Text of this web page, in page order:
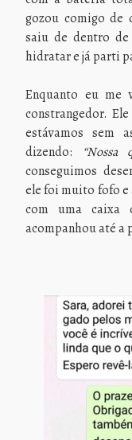
gozou comigo de
saiu de dentro
hidratar e já parti
Enquanto eu me
constrangedor.
estávamos sem
dizendo:
“Nossa
conseguimos
ele foi muito fofo e
com uma caixa
acompanhou até a